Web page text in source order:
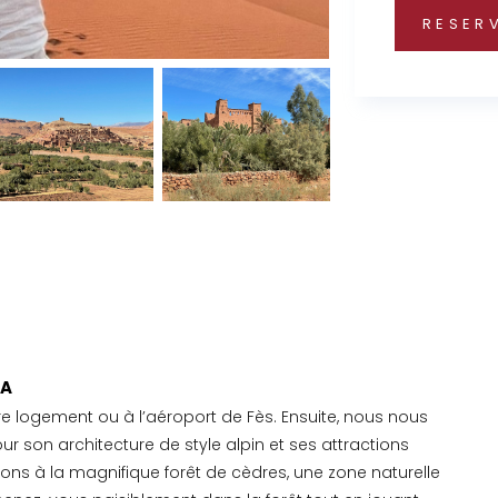
ou à l’aéroport de Fès. Ensuite, nous nous
son architecture de style alpin et ses attractions
à la magnifique forêt de cèdres, une zone naturelle